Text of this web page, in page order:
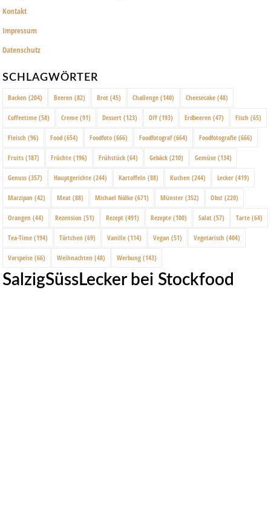
Kontakt
Impressum
Datenschutz
SCHLAGWÖRTER
Backen (204) Beeren (82) Brot (45) Challenge (140) Cheesecake (48)
Coffeetime (58) Creme (91) Dessert (123) DIY (193) Erdbeeren (47) Fisch (65)
Fleisch (96) Food (654) Foodfoto (666) Foodfotograf(664) Foodfotografie (666)
Fruits (187) Früchte (196) Frühstück (64) Gebäck (210) Gemüse (134)
Genuss (357) Hauptgerichte (244) Kartoffeln (88) Kuchen (244) Lecker (419)
Marzipan (42) Meat (88) Michael Nölke (671) Münster (352) Obst (220)
Orangen (44) Rezension (51) Rezept (491) Rezepte (100) Salat (57) Tarte (64)
Tea-Time (194) Törtchen (69) Vanille (114) Vegan (51) Vegetarisch (404)
Vorspeise (66) Weihnachten (48) Werbung (143)
SalzigSüssLecker bei Stockfood